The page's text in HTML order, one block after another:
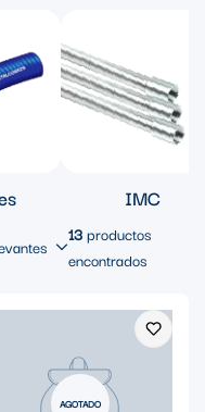
IMC
13productos
encontrados
AGOTADO